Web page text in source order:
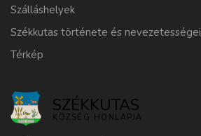
Szálláshelyek
Székkutas története és nevezetességei
Térkép
SZÉKKUTAS
KÖZSÉG HONLAPJA